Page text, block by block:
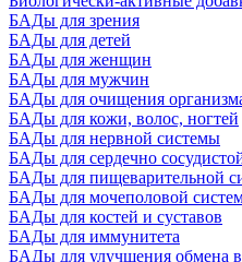
БАДы для зрения
БАДы для детей
БАДы для женщин
БАДы для мужчин
БАДы для очищения
БАДы для кожи, волос, ногтей
БАДы для нервной системы
БАДы для сердечно
БАДы для пищеварительной
БАДы для мочеполовой
БАДы для костей и суставов
БАДы для иммунитета
БАДы для улучшения обмена